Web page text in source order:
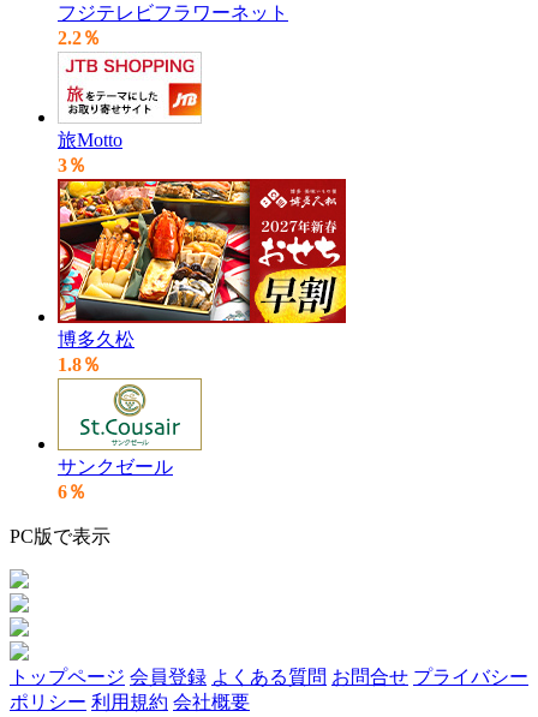
フジテレビフラワーネット
2.2％
旅Motto
3％
博多久松
1.8％
サンクゼール
6％
PC版で表示
トップページ 会員登録 よくある質問 お問合せ プライバシー
ポリシー 利用規約 会社概要